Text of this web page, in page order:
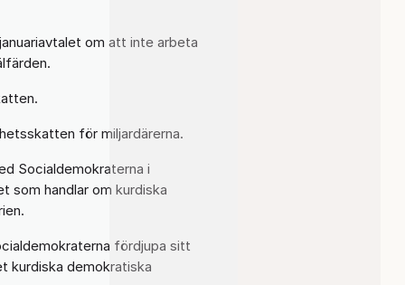
om att inte arbeta
för miljardärerna.
Socialdemokraterna i
som handlar om kurdiska
fördjupa sitt
kurdiska demokratiska